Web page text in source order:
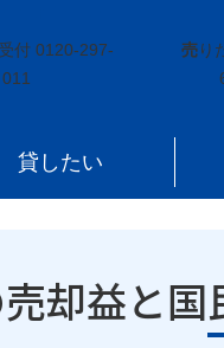
受付 0120-297-
011
売り
貸したい
却益と国